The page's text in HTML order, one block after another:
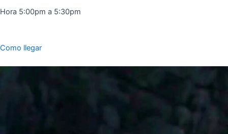
Hora 5:00pm a 5:30pm
Como llegar